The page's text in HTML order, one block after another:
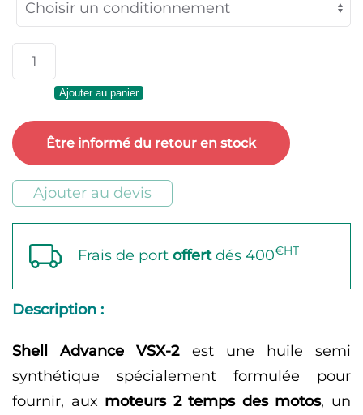
quantité
de
Advance
VSX
2
Ajouter au panier
Être informé du retour en stock
Ajouter au devis
Frais de port offertdés 400€HT
Description :
Shell Advance VSX-2est une huile semi
synthétique spécialement formulée pour
fournir, aux moteurs 2 temps des motos, un